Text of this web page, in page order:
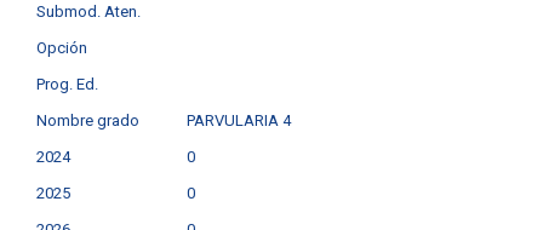
Submod. Aten.
Opción
Prog. Ed.
Nombre grado
PARVULARIA 4
2024
0
2025
0